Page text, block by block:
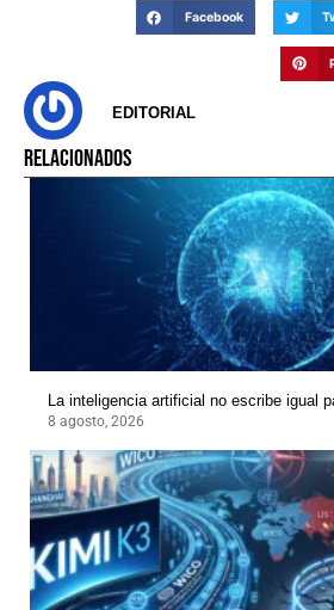
Facebook
EDITORIAL
RELACIONADOS
La inteligencia artificial no escribe igual
8 agosto, 2026